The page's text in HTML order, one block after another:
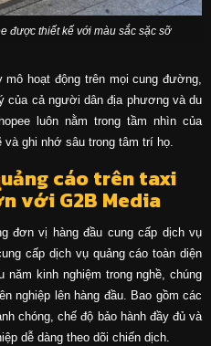
được thiết kế với màu sắc sặc sỡ
hoạt động trên mọi cung đường,
của cả người dân địa phương và du
luôn nằm trong tầm nhìn của
ghi nhớ sâu trong tâm trí họ.
cáo trên taxi
với G2B Media
đơn vị hàng đầu cung cấp dịch vụ
cấp dịch vụ quảng cáo toàn diện
kinh nghiệm trong nghề, chúng
nghiệp lên hàng đầu. Bao gồm các
chóng, chế độ bảo hành đầy đủ và
dễ dàng theo dõi chiến dịch.